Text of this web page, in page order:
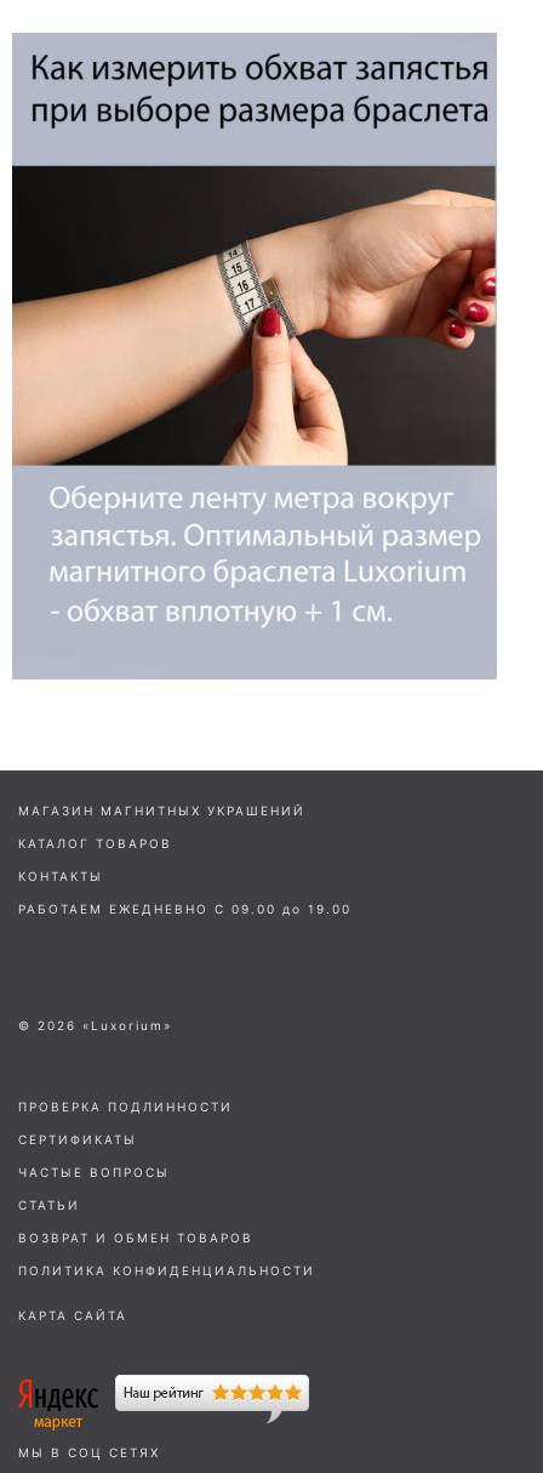
МАГАЗИН МАГНИТНЫХ УКРАШЕНИЙ
КАТАЛОГ ТОВАРОВ
КОНТАКТЫ
РАБОТАЕМ ЕЖЕДНЕВНО С 09.00 до 19.00
© 2026 «Luxorium»
ПРОВЕРКА ПОДЛИННОСТИ
СЕРТИФИКАТЫ
ЧАСТЫЕ ВОПРОСЫ
СТАТЬИ
ВОЗВРАТ И ОБМЕН ТОВАРОВ
ПОЛИТИКА КОНФИДЕНЦИАЛЬНОСТИ
КАРТА САЙТА
МЫ В СОЦ СЕТЯХ